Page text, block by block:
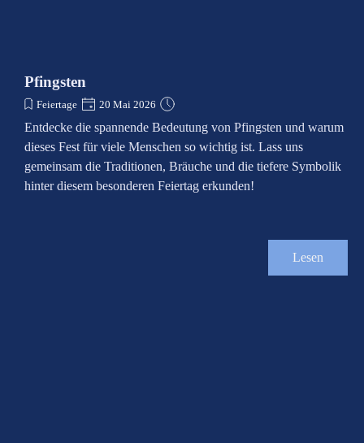
Pfingsten
Feiertage 20 Mai 2026
Entdecke die spannende Bedeutung von Pfingsten und warum
dieses Fest für viele Menschen so wichtig ist. Lass uns
gemeinsam die Traditionen, Bräuche und die tiefere Symbolik
hinter diesem besonderen Feiertag erkunden!
Lesen